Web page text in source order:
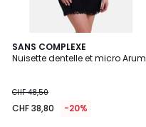
SANS COMPLEXE
Nuisette dentelle et micro Arum
CHF 48,50
CHF 38,80 -20%
4,3
/ 5